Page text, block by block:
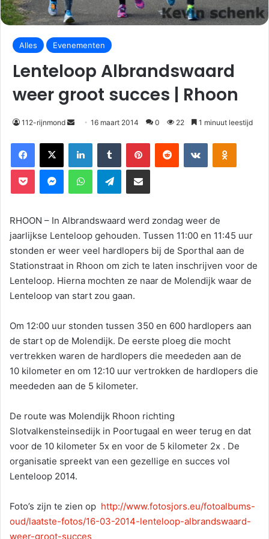
Alles Evenementen
Lenteloop Albrandswaard
weer groot succes | Rhoon
112-rijnmond 16 maart 2014 0 22 1 minuut leestijd
Facebook X LinkedIn Tumblr Pinterest Reddit VKontakte Odnoklassniki
Pocket Messenger WhatsApp Telegram Deel via E-mail
RHOON – In Albrandswaard werd zondag weer de
jaarlijkse Lenteloop gehouden. Tussen 11:00 en 11:45 uur
stonden er weer veel hardlopers bij de Sporthal aan de
Stationstraat in Rhoon om zich te laten inschrijven voor de
Lenteloop. Hierna mochten ze naar de Molendijk waar de
Lenteloop van start zou gaan.
Om 12:00 uur stonden tussen 350 en 600 hardlopers aan
de start op de Molendijk. De eerste ploeg die mocht
vertrekken waren de hardlopers die meededen aan de
10 kilometer en om 12:10 uur vertrokken de hardlopers die
meededen aan de 5 kilometer.
De route was Molendijk Rhoon richting
Slotvalkensteinsedijk in Poortugaal en weer terug en dat
voor de 10 kilometer 5x en voor de 5 kilometer 2x . De
organisatie spreekt van een gezellige en succes vol
Lenteloop 2014.
Foto’s zijn te zien op http://www.fotosjors.eu/fotoalbums-
oud/laatste-fotos/16-03-2014-lenteloop-albrandswaard-
weer-groot-succes